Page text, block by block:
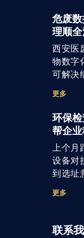
危废
理顺
西安医
物数字
可解决
更多
环保
帮企
上个月
设备对
到选址
更多
联系